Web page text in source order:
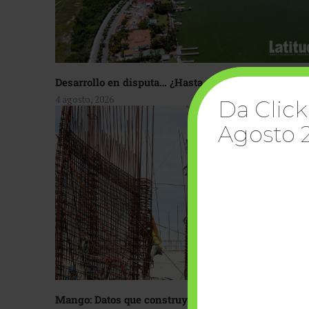
Desarrollo en disputa… ¿Hasta dónde crecer?
4 agosto, 2026
Mango: Datos que construyen confianza
Da
Agosto